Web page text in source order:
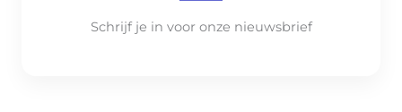
Schrijf je in voor onze nieuwsbrief